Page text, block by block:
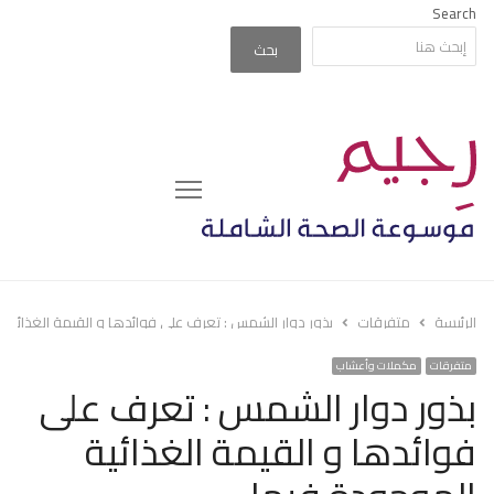
Search
بحث
Menu
الرئيسة متفرقات بذور دوار الشمس : تعرف على فوائدها و القيمة
متفرقات مكملات وأعشاب
بذور دوار الشمس : تعرف على
فوائدها و القيمة الغذائية